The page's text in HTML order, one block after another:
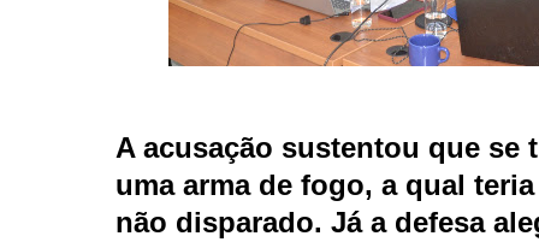
A acusação sustentou que se
uma arma de fogo, a qual
não disparado. Já a defesa